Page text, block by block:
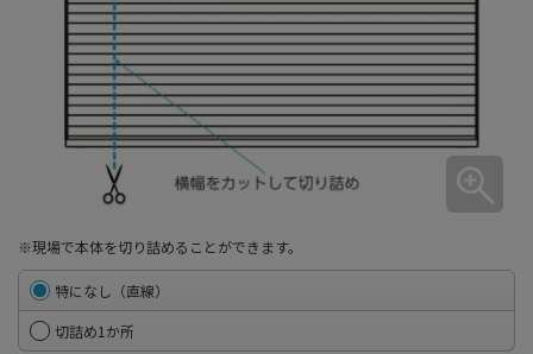
※現場で本体を切り詰めることができます。
特になし（直線）
切詰め1か所